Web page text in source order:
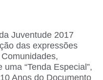
Juventude 2017
das expressões
“Tenda Especial”,
Anos do Documento